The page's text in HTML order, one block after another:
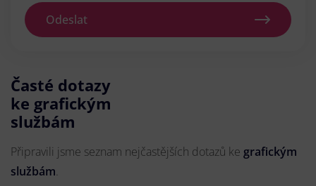
Odeslat
Časté dotazy
ke grafickým
službám
Připravili jsme seznam nejčastějších dotazů ke grafickým
službám.